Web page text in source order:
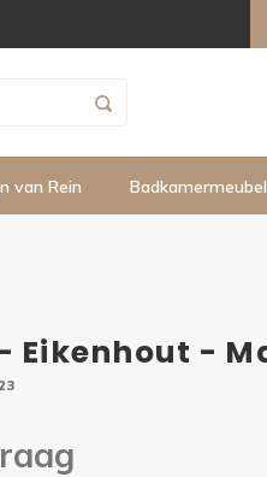
van Rein
Eikenhout -